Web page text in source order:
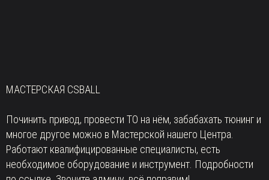
МАСТЕРСКАЯ CSBALL
Починить привод, провести ТО на нём, забабахать тюнинг и
многое другое можно в Мастерской нашего Центра.
Работают квалифицированные специалисты, есть
необходимое оборудование и инструмент. Подробности